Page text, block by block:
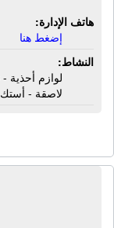
هاتف الإدارة:
إضغط هنا
النشاط:
لوازم
لاصقة - أستك